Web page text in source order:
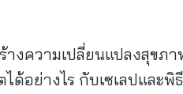
งความเปลี่ยนแปลงสุขภา
อย่างไร กับเซเลปและพิ